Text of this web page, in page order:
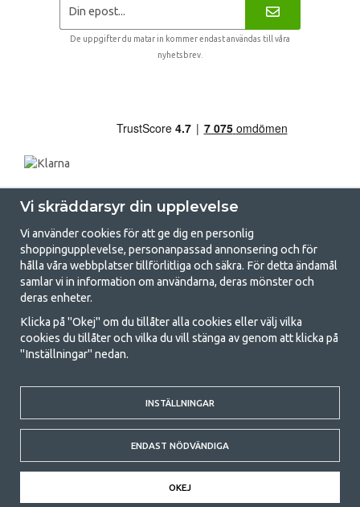
De uppgifter du matar in kommer endast användas till våra
nyhetsbrev.
GetCamping.se - Din butik för camping
och uteliv
Att campa kan antingen vara en livsstil eller ett sätt att samla familjen
för ett gemensamt äventyr. Oavsett vilken kategori du tillhör hittar du
med att campa så därför erbjuder vi riktigt bra priser på familjetält,
husvagnstält och all annan utrustning för camping och friluftsliv. Vårt
mål är att i varje priskategori erbjuda den bästa campingutrustningen
gällande kvalitet och funktionalitet. Ta gärna kontakt med oss om det
är något du saknar eller vill veta mer om.
© 2020 GetCamping. All rights reserved.
Vi skräddarsyr din upplevelse
Vi använder cookies för att ge dig en personlig
shoppingupplevelse, personanpassad annonsering och för
hålla våra webbplatser tillförlitliga och säkra. För detta ändamål
samlar vi in information om användarna, deras mönster och
deras enheter.
Klicka på "Okej" om du tillåter alla cookies eller välj vilka
cookies du tillåter och vilka du vill stänga av genom att klicka på
"Inställningar" nedan.
INSTÄLLNINGAR
ENDAST NÖDVÄNDIGA
OKEJ